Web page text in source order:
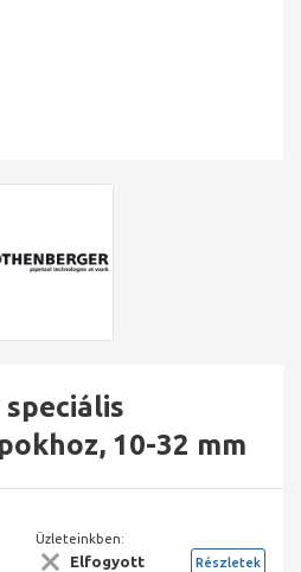
10-32 mm
Üzleteinkben:
Elfogyott Részletek